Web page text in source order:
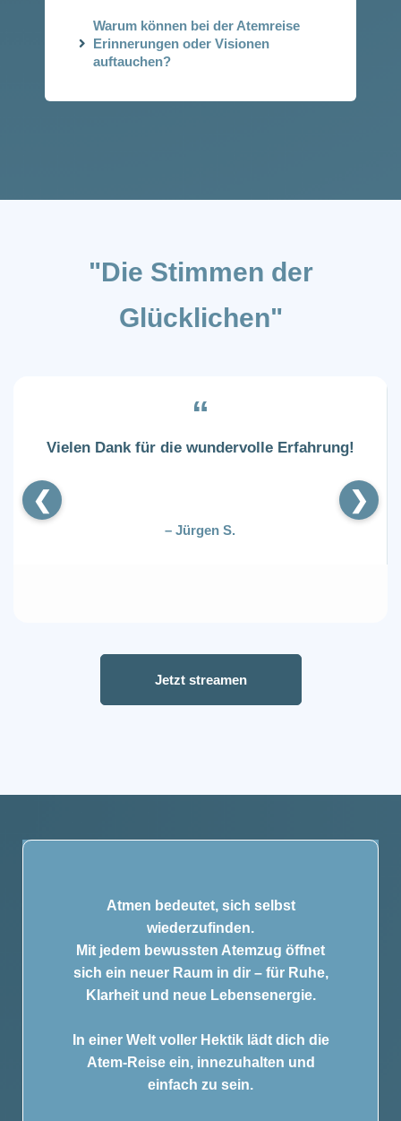
Warum können bei der Atemreise
Erinnerungen oder Visionen
auftauchen?
"Die Stimmen der
Glücklichen"
❮ ❯
“
Vielen Dank für die wundervolle Erfahrung!
– Jürgen S.
Jetzt streamen
Atmen bedeutet, sich selbst
wiederzufinden.
Mit jedem bewussten Atemzug öffnet
sich ein neuer Raum in dir – für Ruhe,
Klarheit und neue Lebensenergie.
In einer Welt voller Hektik lädt dich die
Atem-Reise ein, innezuhalten und
einfach zu sein.